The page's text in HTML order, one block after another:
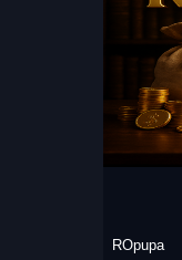
ROpupa